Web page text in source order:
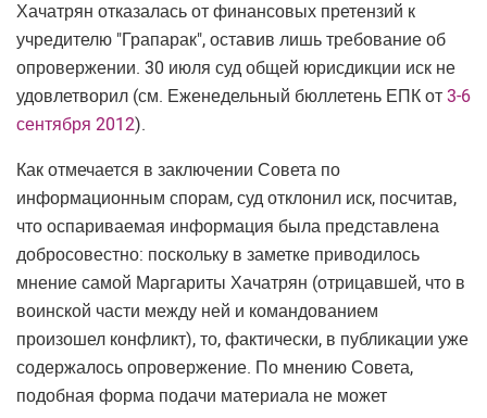
Хачатрян отказалась от финансовых претензий к
учредителю "Грапарак", оставив лишь требование об
опровержении. 30 июля суд общей юрисдикции иск не
удовлетворил (см. Еженедельный бюллетень ЕПК от 3-6
сентября 2012).
Как отмечается в заключении Совета по
информационным спорам, суд отклонил иск, посчитав,
что оспариваемая информация была представлена
добросовестно: поскольку в заметке приводилось
мнение самой Маргариты Хачатрян (отрицавшей, что в
воинской части между ней и командованием
произошел конфликт), то, фактически, в публикации уже
содержалось опровержение. По мнению Совета,
подобная форма подачи материала не может